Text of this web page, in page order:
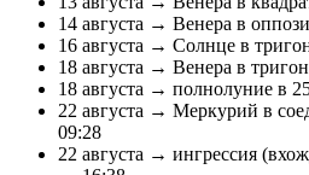
14 августа → Венера в
16 августа → Солнце в
18 августа → Венера в
18 августа → полнолуние в
22 августа → Меркурий в
09:28
22 августа → ингрессия